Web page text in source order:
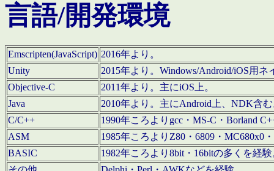
言語/開発環境
Emscripten(JavaScript) 2016年より。
Unity
2015年より。Windows/Android/iOS用
Objective-C
2011年より。主にiOS上。
Java
2010年より。主にAndroid上、NDK含
C/C++
1990年ころよりgcc・MS-C・Borland
ASM
1985年ころよりZ80・6809・MC680x0
BASIC
1982年ころより8bit・16bitの多くを経